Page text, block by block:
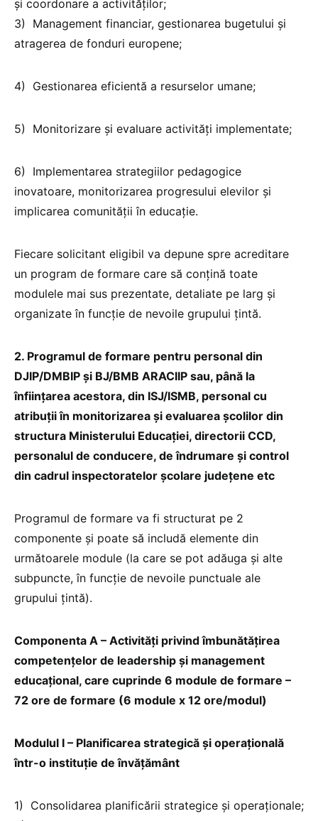
și coordonare a activităților;
3) Management financiar, gestionarea bugetului și
atragerea de fonduri europene;
4) Gestionarea eficientă a resurselor umane;
5) Monitorizare și evaluare activități implementate;
6) Implementarea strategiilor pedagogice
inovatoare, monitorizarea progresului elevilor și
implicarea comunității în educație.
Fiecare solicitant eligibil va depune spre acreditare
un program de formare care să conțină toate
modulele mai sus prezentate, detaliate pe larg și
organizate în funcție de nevoile grupului țintă.
2. Programul de formare pentru personal din
DJIP/DMBIP și BJ/BMB ARACIIP sau, până la
înființarea acestora, din ISJ/ISMB, personal cu
atribuții în monitorizarea și evaluarea școlilor din
structura Ministerului Educației, directorii CCD,
personalul de conducere, de îndrumare și control
din cadrul inspectoratelor școlare județene etc
Programul de formare va fi structurat pe 2
componente și poate să includă elemente din
următoarele module (la care se pot adăuga și alte
subpuncte, în funcție de nevoile punctuale ale
grupului țintă).
Componenta A – Activități privind îmbunătățirea
competențelor de leadership și management
educațional, care cuprinde 6 module de formare –
72 ore de formare (6 module x 12 ore/modul)
Modulul I – Planificarea strategică și operațională
într-o instituție de învățământ
1) Consolidarea planificării strategice și operaționale;